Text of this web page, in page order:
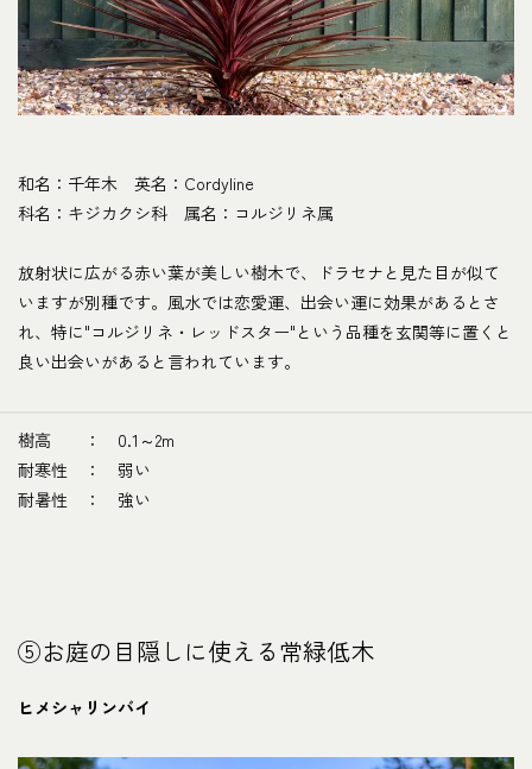
和名：千年木 英名：Cordyline
科名：キジカクシ科 属名：コルジリネ属
放射状に広がる赤い葉が美しい樹木で、ドラセナと見た目が似て
いますが別種です。風水では恋愛運、出会い運に効果があるとさ
れ、特に"コルジリネ・レッドスター"という品種を玄関等に置くと
良い出会いがあると言われています。
樹高 ： 0.1～2m
耐寒性 ： 弱い
耐暑性 ： 強い
⑤お庭の目隠しに使える常緑低木
ヒメシャリンバイ